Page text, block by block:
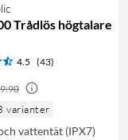
Trådlös högtalare
4.5 (43)
varianter
vattentät (IPX7)